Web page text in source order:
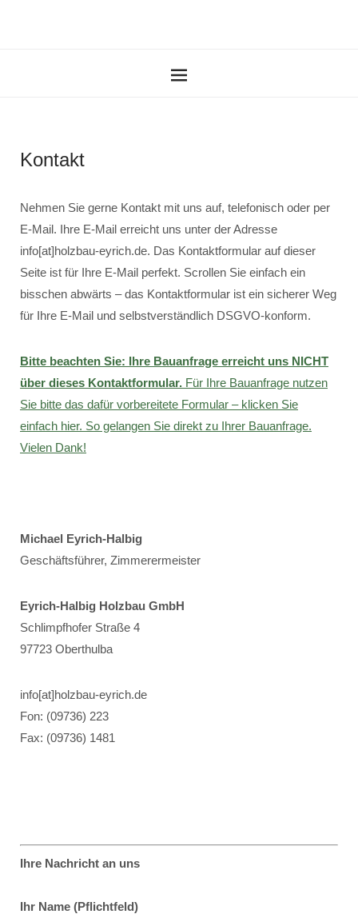
Kontakt
Nehmen Sie gerne Kontakt mit uns auf, telefonisch oder per
E-Mail. Ihre E-Mail erreicht uns unter der Adresse
info[at]holzbau-eyrich.de. Das Kontaktformular auf dieser
Seite ist für Ihre E-Mail perfekt. Scrollen Sie einfach ein
bisschen abwärts – das Kontaktformular ist ein sicherer Weg
für Ihre E-Mail und selbstverständlich DSGVO-konform.
Bitte beachten Sie: Ihre Bauanfrage erreicht uns NICHT
über dieses Kontaktformular. Für Ihre Bauanfrage nutzen
Sie bitte das dafür vorbereitete Formular – klicken Sie
einfach hier. So gelangen Sie direkt zu Ihrer Bauanfrage.
Vielen Dank!
Michael Eyrich-Halbig
Geschäftsführer, Zimmerermeister
Eyrich-Halbig Holzbau GmbH
Schlimpfhofer Straße 4
97723 Oberthulba
info[at]holzbau-eyrich.de
Fon: (09736) 223
Fax: (09736) 1481
Ihre Nachricht an uns
Ihr Name (Pflichtfeld)